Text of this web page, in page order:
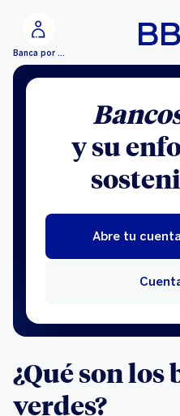
Banca por Internet
y su
Abre tu
¿Qué son los
verdes?